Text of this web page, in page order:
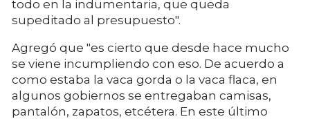
todo en la indumentaria, que queda
supeditado al presupuesto".
Agregó que "es cierto que desde hace mucho
se viene incumpliendo con eso. De acuerdo a
como estaba la vaca gorda o la vaca flaca, en
algunos gobiernos se entregaban camisas,
pantalón, zapatos, etcétera. En este último